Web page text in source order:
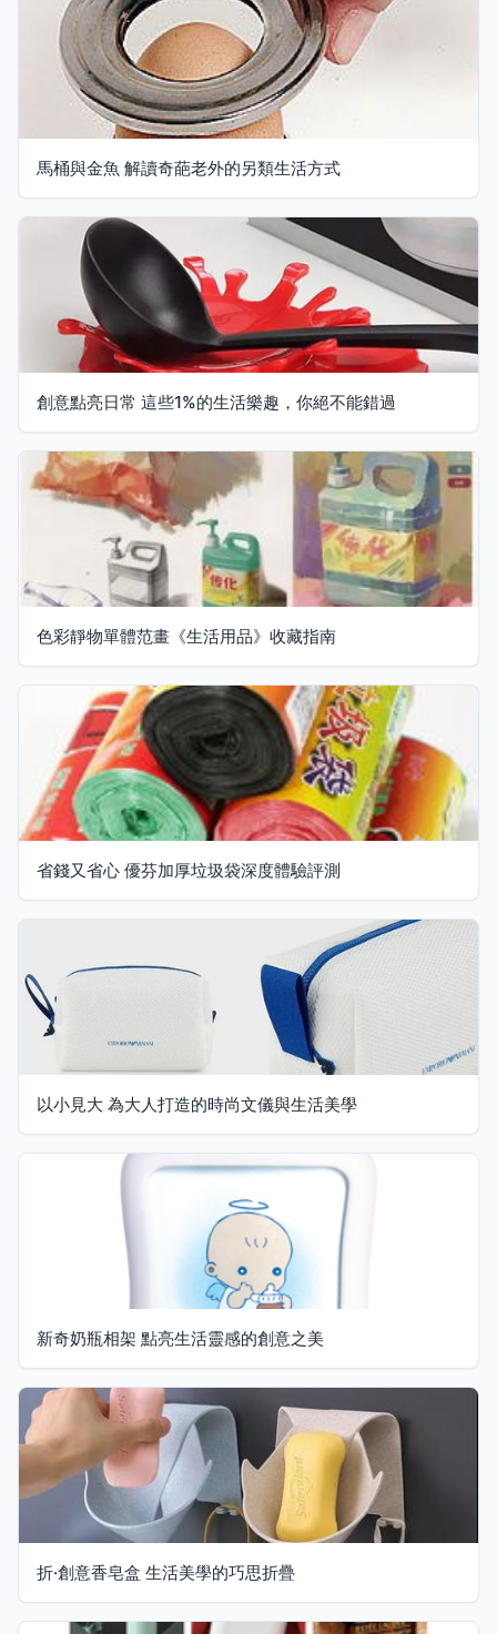
馬桶與金魚 解讀奇葩老外的另類生活方式
創意點亮日常 這些1%的生活樂趣，你絕不能錯過
色彩靜物單體范畫《生活用品》收藏指南
省錢又省心 優芬加厚垃圾袋深度體驗評測
以小見大 為大人打造的時尚文儀與生活美學
新奇奶瓶相架 點亮生活靈感的創意之美
折·創意香皂盒 生活美學的巧思折疊